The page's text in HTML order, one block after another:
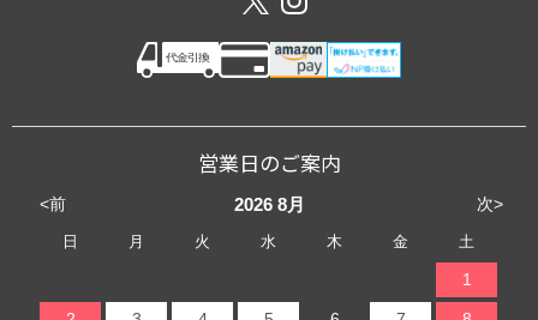
営業日のご案内
<前 次>
2026 8月
日 月 火 水 木 金 土
1